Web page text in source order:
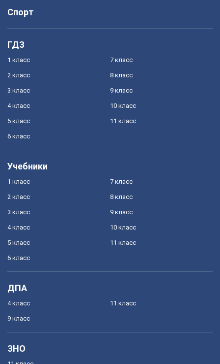
Спорт
ГДЗ
1 класс
2 класс
3 класс
4 класс
5 класс
6 класс
7 класс
8 класс
9 класс
10 класс
11 класс
Учебники
1 класс
2 класс
3 класс
4 класс
5 класс
6 класс
7 класс
8 класс
9 класс
10 класс
11 класс
ДПА
4 класс
9 класс
11 класс
ЗНО